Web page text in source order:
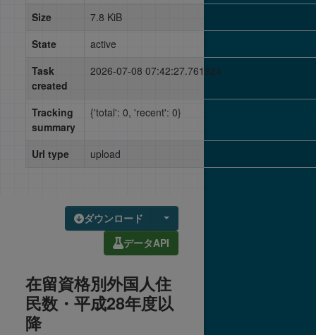
ダウンロード
データAPI
在留資格別外国人住
民数・平成28年度以
降
Size
7.8 KiB
State
active
Task
created
2026-07-08 07:42:27.761924
Tracking
summary
{'total': 0, 'recent': 0}
Url type upload